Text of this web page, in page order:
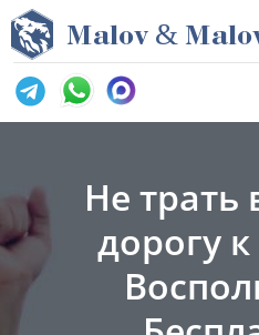
Malov & M
Не трать
дорогу